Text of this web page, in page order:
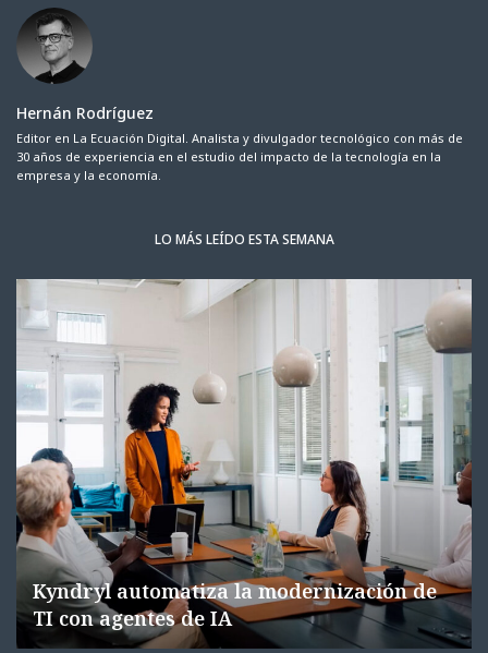
Hernán Rodríguez
Editor en La Ecuación Digital. Analista y divulgador tecnológico con más de
30 años de experiencia en el estudio del impacto de la tecnología en la
empresa y la economía.
LO MÁS LEÍDO ESTA SEMANA
Kyndryl automatiza la modernización de
TI con agentes de IA